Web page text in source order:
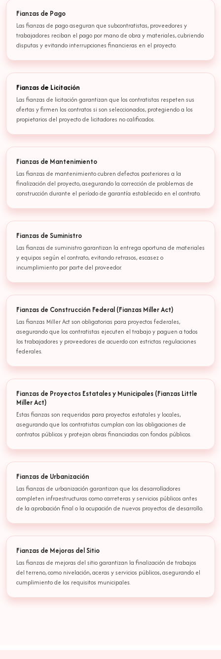
Fianzas de Pago
Las fianzas de pago aseguran que subcontratistas, proveedores y
trabajadores reciban el pago por mano de obra y materiales, cubriendo
disputas y evitando interrupciones financieras en el proyecto.
Fianzas de Licitación
Las fianzas de licitación garantizan que los contratistas respeten sus
ofertas y firmen los contratos si son seleccionados, protegiendo a los
propietarios del proyecto de licitadores no calificados.
Fianzas de Mantenimiento
Las fianzas de mantenimiento cubren defectos posteriores a la
finalización del proyecto, asegurando la corrección de problemas de
construcción durante el período de garantía establecido en el contrato.
Fianzas de Suministro
Las fianzas de suministro garantizan la entrega oportuna de materiales
y equipos según el contrato, evitando retrasos, escasez o
incumplimiento por parte del proveedor.
Fianzas de Construcción Federal (Fianzas Miller Act)
Las fianzas Miller Act son obligatorias para proyectos federales,
asegurando que los contratistas ejecuten el trabajo y paguen a todos
los trabajadores y proveedores de acuerdo con estrictas regulaciones
federales.
Fianzas de Proyectos Estatales y Municipales (Fianzas Little
Miller Act)
Estas fianzas son requeridas para proyectos estatales y locales,
asegurando que los contratistas cumplan con las obligaciones de
contratos públicos y protejan obras financiadas con fondos públicos.
Fianzas de Urbanización
Las fianzas de urbanización garantizan que los desarrolladores
completen infraestructuras como carreteras y servicios públicos antes
de la aprobación final o la ocupación de nuevos proyectos de desarrollo.
Fianzas de Mejoras del Sitio
Las fianzas de mejoras del sitio garantizan la finalización de trabajos
del terreno, como nivelación, aceras y servicios públicos, asegurando el
cumplimiento de los requisitos municipales.